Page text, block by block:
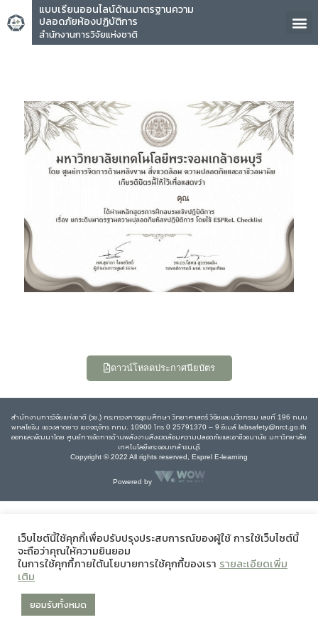
แบบเรียนออนไลน์ด้านมาตรฐานความ
ปลอดภัยห้องปฏิบัติการ
สำนักงานการวิจัยแห่งชาติ
คุณ
ดาวน์โหลดประกาศนียบัตร
สำนักงานการวิจัยแห่งชาติ (วช.) กระทรวงการอุดมศึกษา วิทยาศาสตร์ วิจัยและนวัตกรรม เลขที่ 196 ถนน
พหลโยธิน แขวงลาดยาว เขตจตุจักร กทม. 10900 โทร 0 25791370 – 9 อีเมล์ labsafety@nrct.go.th
ออกและพัฒนาโดย ศูนย์การจัดการด้านพลังงานสิ่งแวดล้อมความปลอดภัยและอาชีวอนามัย มหาวิทยาลัย
เทคโนโลยีพระจอมเกล้าธนบุรี
Copyright © 2022 All rights reserved, Esprel E-learning
Powered by
เว็บไซต์นี้ใช้คุกกี้เพื่อปรับปรุงประสบการณ์ของผู้ใช้ การใช้เว็บไซต์นี้
จะถือว่าคุณให้ความยินยอม
ในการใช้คุกกี้ภายใต้นโยบายการใช้คุกกี้ของเรา รายละเอียดเพิ่ม
เติม
ยอมรับทั้งหมด